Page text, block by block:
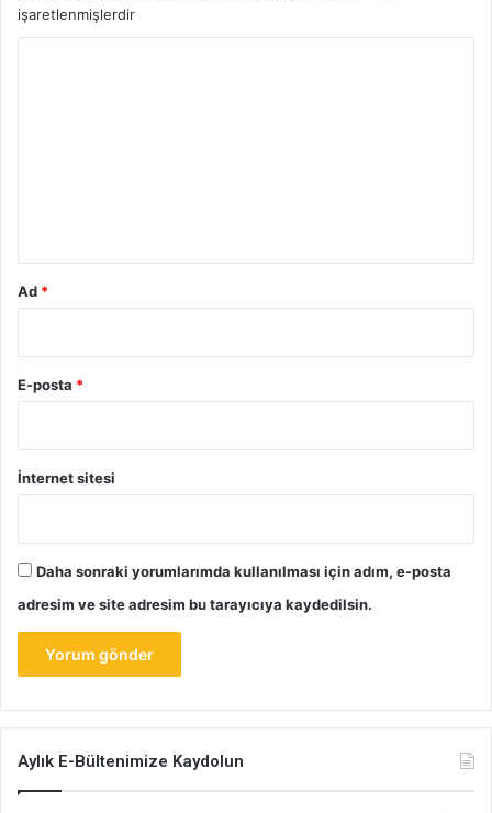
işaretlenmişlerdir
Ad *
E-posta *
İnternet sitesi
Daha sonraki yorumlarımda kullanılması için adım, e-posta
adresim ve site adresim bu tarayıcıya kaydedilsin.
Aylık E-Bültenimize Kaydolun